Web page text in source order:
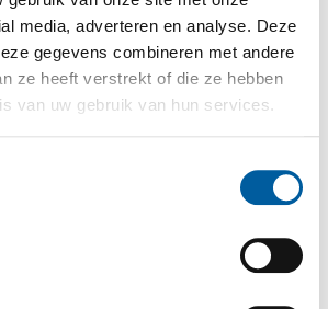
media, adverteren en analyse. Deze
gegevens combineren met andere
ze heeft verstrekt of die ze hebben
van uw gebruik van hun services.
Scholten – UEFA)